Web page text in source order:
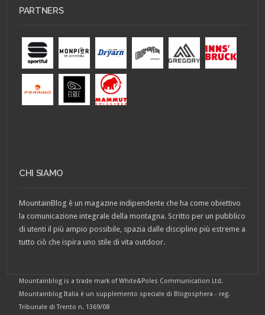
PARTNERS
CHI SIAMO
MountainBlog è un magazine indipendente che ha come obiettivo
la comunicazione integrale della montagna. Scritto per un pubblico
di utenti il più ampio possibile, spazia dalle discipline più estreme a
tutto ciò che ispira uno stile di vita outdoor.
Mountainblog is a trade mark of White&Poles Communication Ltd.
Mountainblog Italia è un supplemento speciale di Blogosphera - reg.
Tribunale di Trento n. 1369/08